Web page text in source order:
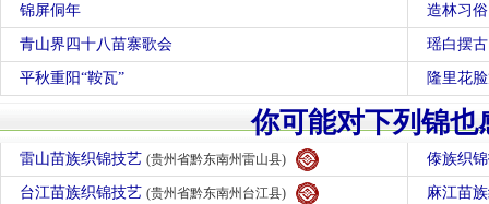
锦屏侗年 造林习俗
青山界四十八苗寨歌会 瑶白摆古
平秋重阳“鞍瓦” 隆里花
你可能对下列锦也
雷山苗族织锦技艺 (贵州省黔东南州雷山县) 傣族织
台江苗族织锦技艺 (贵州省黔东南州台江县) 麻江苗